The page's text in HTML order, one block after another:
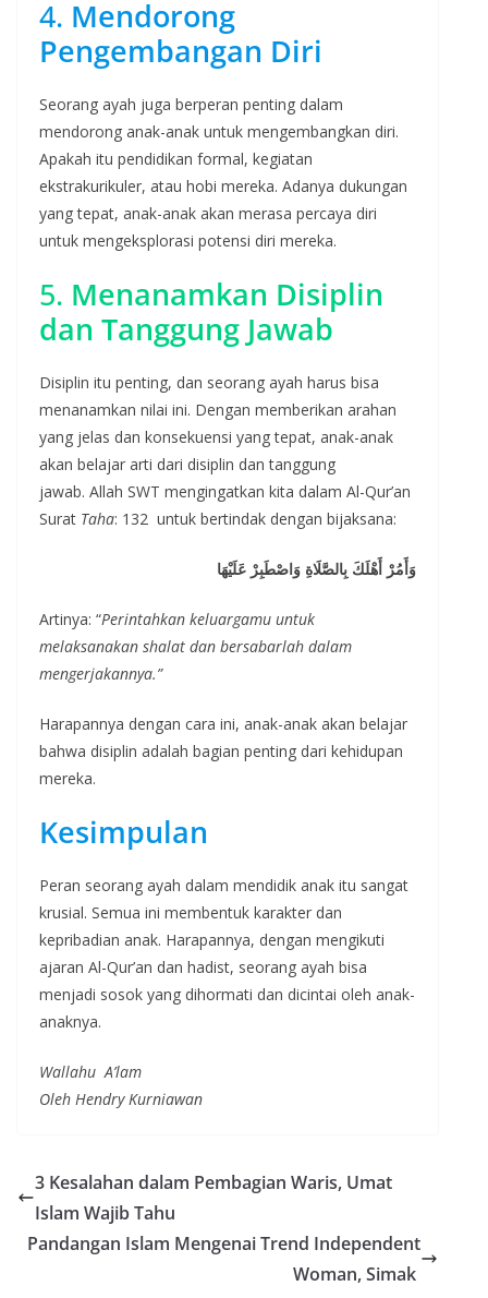
4. Mendorong
Pengembangan Diri
Seorang ayah juga berperan penting dalam
mendorong anak-anak untuk mengembangkan diri.
Apakah itu pendidikan formal, kegiatan
ekstrakurikuler, atau hobi mereka. Adanya dukungan
yang tepat, anak-anak akan merasa percaya diri
untuk mengeksplorasi potensi diri mereka.
5. Menanamkan Disiplin
dan Tanggung Jawab
Disiplin itu penting, dan seorang ayah harus bisa
menanamkan nilai ini. Dengan memberikan arahan
yang jelas dan konsekuensi yang tepat, anak-anak
akan belajar arti dari disiplin dan tanggung
jawab. Allah SWT mengingatkan kita dalam Al-Qur’an
Surat Taha: 132 untuk bertindak dengan bijaksana:
وَأَمُرْ أَهْلَكَ بِالصَّلَاةِ وَاصْطَبِرْ عَلَيْهَا
Artinya: “Perintahkan keluargamu untuk
melaksanakan shalat dan bersabarlah dalam
mengerjakannya.”
Harapannya dengan cara ini, anak-anak akan belajar
bahwa disiplin adalah bagian penting dari kehidupan
mereka.
Kesimpulan
Peran seorang ayah dalam mendidik anak itu sangat
krusial. Semua ini membentuk karakter dan
kepribadian anak. Harapannya, dengan mengikuti
ajaran Al-Qur’an dan hadist, seorang ayah bisa
menjadi sosok yang dihormati dan dicintai oleh anak-
anaknya.
Wallahu A’lam
Oleh Hendry Kurniawan
3 Kesalahan dalam Pembagian Waris, Umat
Islam Wajib Tahu
Pandangan Islam Mengenai Trend Independent
Woman, Simak